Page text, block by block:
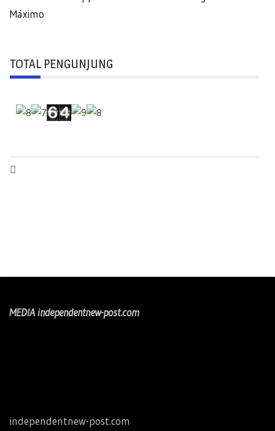
Máximo
TOTAL PENGUNJUNG
MEDIA independentnew-post.com
independentnew-post.com